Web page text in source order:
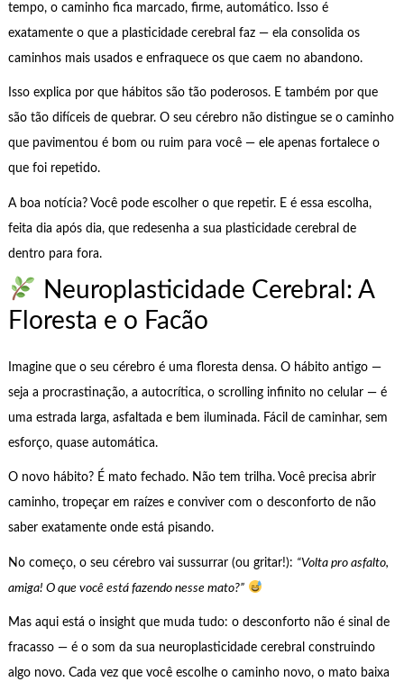
tempo, o caminho fica marcado, firme, automático. Isso é
exatamente o que a plasticidade cerebral faz — ela consolida os
caminhos mais usados e enfraquece os que caem no abandono.
Isso explica por que hábitos são tão poderosos. E também por que
são tão difíceis de quebrar. O seu cérebro não distingue se o caminho
que pavimentou é bom ou ruim para você — ele apenas fortalece o
que foi repetido.
A boa notícia? Você pode escolher o que repetir. E é essa escolha,
feita dia após dia, que redesenha a sua plasticidade cerebral de
dentro para fora.
Neuroplasticidade Cerebral: A
Floresta e o Facão
Imagine que o seu cérebro é uma floresta densa. O hábito antigo —
seja a procrastinação, a autocrítica, o scrolling infinito no celular — é
uma estrada larga, asfaltada e bem iluminada. Fácil de caminhar, sem
esforço, quase automática.
O novo hábito? É mato fechado. Não tem trilha. Você precisa abrir
caminho, tropeçar em raízes e conviver com o desconforto de não
saber exatamente onde está pisando.
No começo, o seu cérebro vai sussurrar (ou gritar!): “Volta pro asfalto,
amiga! O que você está fazendo nesse mato?”
Mas aqui está o insight que muda tudo: o desconforto não é sinal de
fracasso — é o som da sua neuroplasticidade cerebral construindo
algo novo. Cada vez que você escolhe o caminho novo, o mato baixa